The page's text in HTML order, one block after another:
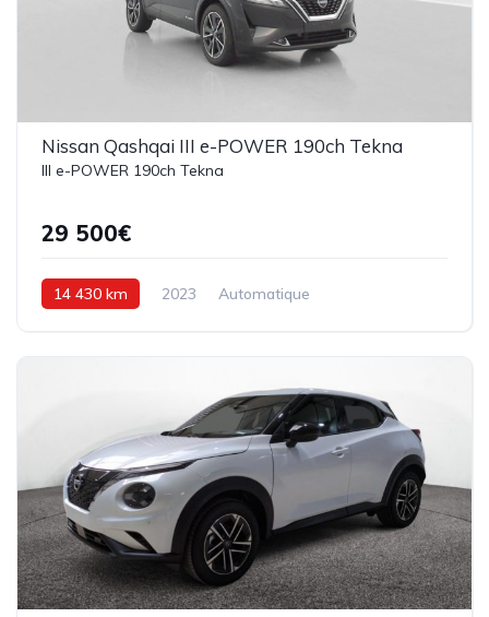
Nissan Qashqai III e-POWER 190ch Tekna
III e-POWER 190ch Tekna
29 500€
14 430 km 2023
Automatique